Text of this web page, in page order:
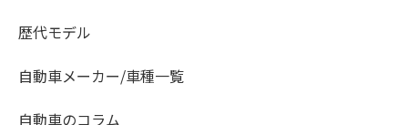
歴代モデル
自動車メーカー/車種一覧
自動車のコラム